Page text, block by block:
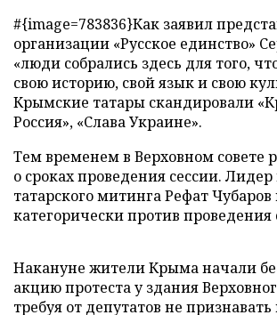
#{image=783836}Как заявил
организации «Русское единство»
«люди собрались здесь для того,
свою историю, свой язык и свою
Крымские татары скандировали
Россия», «Слава Украине».
Тем временем в Верховном совете
о сроках проведения сессии.
татарского митинга Рефат Чубаров
категорически против проведения
Накануне жители Крыма начали
акцию протеста у здания
требуя от депутатов не признавать